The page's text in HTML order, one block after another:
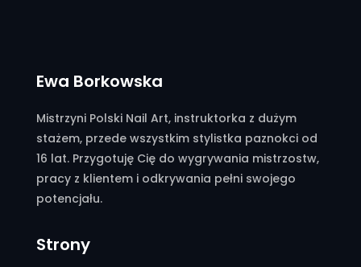
Ewa Borkowska
Mistrzyni Polski Nail Art, instruktorka z dużym
stażem, przede wszystkim stylistka paznokci od
16 lat. Przygotuję Cię do wygrywania mistrzostw,
pracy z klientem i odkrywania pełni swojego
potencjału.
Strony